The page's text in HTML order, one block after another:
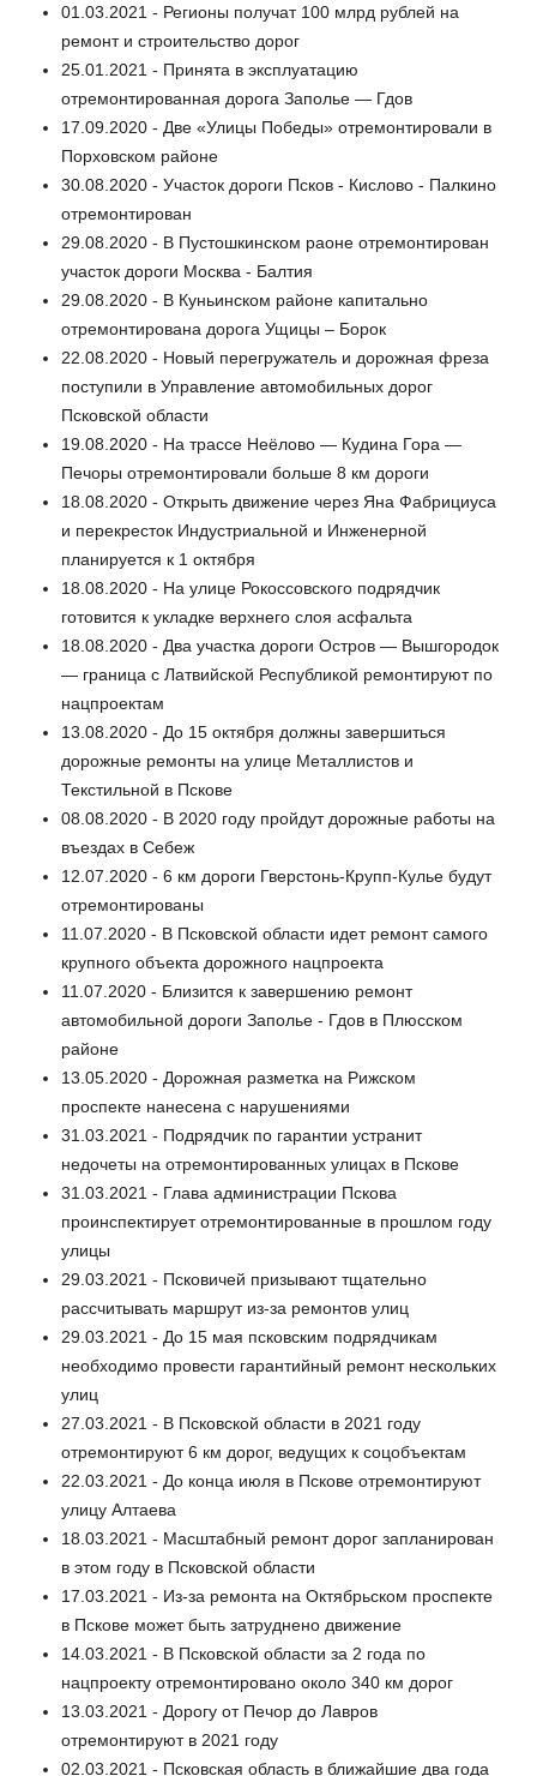
01.03.2021 - Регионы получат 100 млрд рублей на
ремонт и строительство дорог
25.01.2021 - Принята в эксплуатацию
отремонтированная дорога Заполье — Гдов
17.09.2020 - Две «Улицы Победы» отремонтировали в
Порховском районе
30.08.2020 - Участок дороги Псков - Кислово - Палкино
отремонтирован
29.08.2020 - В Пустошкинском раоне отремонтирован
участок дороги Москва - Балтия
29.08.2020 - В Куньинском районе капитально
отремонтирована дорога Ущицы – Борок
22.08.2020 - Новый перегружатель и дорожная фреза
поступили в Управление автомобильных дорог
Псковской области
19.08.2020 - На трассе Неёлово — Кудина Гора —
Печоры отремонтировали больше 8 км дороги
18.08.2020 - Открыть движение через Яна Фабрициуса
и перекресток Индустриальной и Инженерной
планируется к 1 октября
18.08.2020 - На улице Рокоссовского подрядчик
готовится к укладке верхнего слоя асфальта
18.08.2020 - Два участка дороги Остров — Вышгородок
— граница с Латвийской Республикой ремонтируют по
нацпроектам
13.08.2020 - До 15 октября должны завершиться
дорожные ремонты на улице Металлистов и
Текстильной в Пскове
08.08.2020 - В 2020 году пройдут дорожные работы на
въездах в Себеж
12.07.2020 - 6 км дороги Гверстонь-Крупп-Кулье будут
отремонтированы
11.07.2020 - В Псковской области идет ремонт самого
крупного объекта дорожного нацпроекта
11.07.2020 - Близится к завершению ремонт
автомобильной дороги Заполье - Гдов в Плюсском
районе
13.05.2020 - Дорожная разметка на Рижском
проспекте нанесена с нарушениями
31.03.2021 - Подрядчик по гарантии устранит
недочеты на отремонтированных улицах в Пскове
31.03.2021 - Глава администрации Пскова
проинспектирует отремонтированные в прошлом году
улицы
29.03.2021 - Псковичей призывают тщательно
рассчитывать маршрут из-за ремонтов улиц
29.03.2021 - До 15 мая псковским подрядчикам
необходимо провести гарантийный ремонт нескольких
улиц
27.03.2021 - В Псковской области в 2021 году
отремонтируют 6 км дорог, ведущих к соцобъектам
22.03.2021 - До конца июля в Пскове отремонтируют
улицу Алтаева
18.03.2021 - Масштабный ремонт дорог запланирован
в этом году в Псковской области
17.03.2021 - Из-за ремонта на Октябрьском проспекте
в Пскове может быть затруднено движение
14.03.2021 - В Псковской области за 2 года по
нацпроекту отремонтировано около 340 км дорог
13.03.2021 - Дорогу от Печор до Лавров
отремонтируют в 2021 году
02.03.2021 - Псковская область в ближайшие два года